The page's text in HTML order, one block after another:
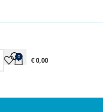
0 €0,00